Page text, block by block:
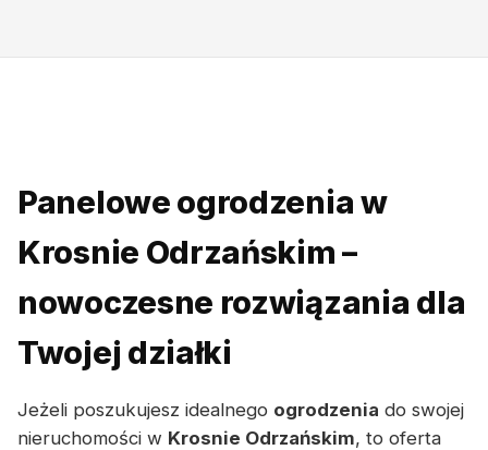
Panelowe ogrodzenia w
Krosnie Odrzańskim –
nowoczesne rozwiązania dla
Twojej działki
Jeżeli poszukujesz idealnego ogrodzenia do swojej
nieruchomości w Krosnie Odrzańskim, to oferta